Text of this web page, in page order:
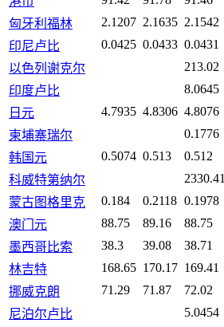
匈牙利福林
2.1207 2.1635 2.1542
印尼卢比
0.0425 0.0433 0.0431
以色列谢克尔
213.02
印度卢比
8.0645
日元
4.7935 4.8306 4.8076
柬埔寨瑞尔
0.1776
韩国元
0.5074 0.513
0.512
科威特第纳尔
2330.41
蒙古图格里克
0.184 0.2118 0.1978
澳门元
88.75 89.16
88.75
墨西哥比索
38.3 39.08
38.71
林吉特
168.65 170.17 169.41
挪威克朗
71.29 71.87
72.02
尼泊尔卢比
5.0454